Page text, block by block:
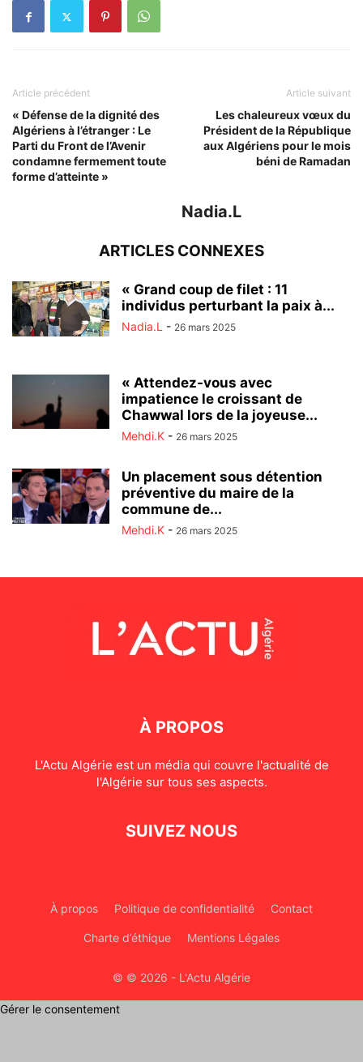
Article précédent
« Défense de la dignité des
Algériens à l’étranger : Le
Parti du Front de l’Avenir
condamne fermement toute
forme d’atteinte »
Article suivant
Les chaleureux vœux du
Président de la République
aux Algériens pour le mois
béni de Ramadan
Nadia.L
ARTICLES CONNEXES
« Grand coup de filet : 11
individus perturbant la paix à...
Nadia.L - 26 mars 2025
« Attendez-vous avec
impatience le croissant de
Chawwal lors de la joyeuse...
Mehdi.K - 26 mars 2025
Un placement sous détention
préventive du maire de la
commune de...
Mehdi.K - 26 mars 2025
À PROPOS
L'Actu Algérie est un média qui couvre l'actualité de
l'Algérie sur tous ses aspects.
SUIVEZ NOUS
À propos Politique de confidentialité Contact
Charte d’éthique Mentions Légales
© © 2026 - L'Actu Algérie
Gérer le consentement